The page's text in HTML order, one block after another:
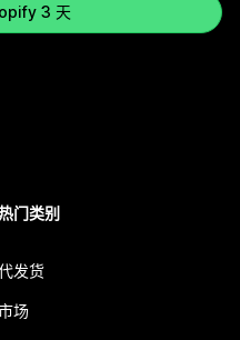
3 天
门类别
发货
场